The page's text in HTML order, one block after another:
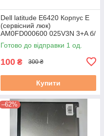
Dell latitude E6420 Корпус E
(сервісний люк)
AM0FD000600 025V3N 3+A б/
в # #
Готово до відправки 1 од.
100 ₴ 300 ₴
Купити
–62%